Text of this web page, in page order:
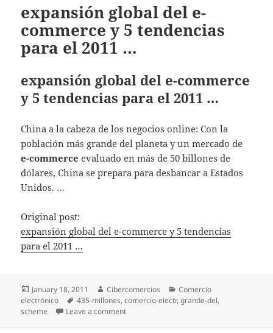
expansión global del e-
commerce y 5 tendencias
para el 2011 …
expansión global del e-commerce
y 5 tendencias para el 2011 …
China a la cabeza de los negocios online: Con la
población más grande del planeta y un mercado de
e-commerce evaluado en más de 50 billones de
dólares, China se prepara para desbancar a Estados
Unidos. …
Original post:
expansión global del e-commerce y 5 tendencias
para el 2011 …
Posted
on
January 18, 2011 Author
Cibercomercios Categories
Comercio
electrónico
Tags
435-millones,comercio-electr,grande-del,
scheme
Leave a comment